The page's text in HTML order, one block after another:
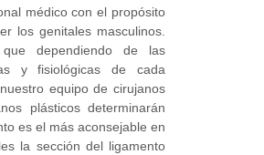
médico con el propósito
los genitales masculinos.
dependiendo de las
y fisiológicas de cada
equipo de cirujanos
plásticos determinarán
es el más aconsejable en
la sección del ligamento